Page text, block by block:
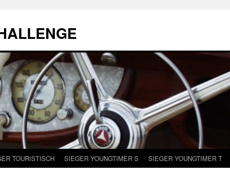
TOURISTISCH SIEGER YOUNGTIMER S SIEGER YOUNGTIMER T